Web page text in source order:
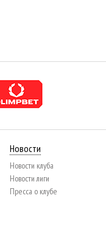
Новости
Новости клуба
Новости лиги
Пресса о клубе